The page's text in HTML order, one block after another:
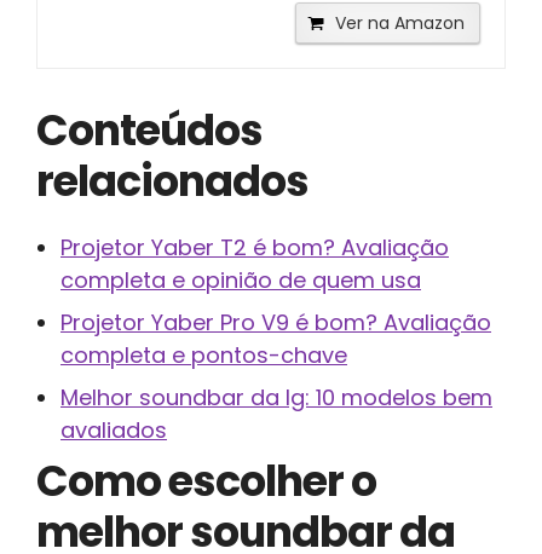
Ver na Amazon
Conteúdos
relacionados
Projetor Yaber T2 é bom? Avaliação
completa e opinião de quem usa
Projetor Yaber Pro V9 é bom? Avaliação
completa e pontos-chave
Melhor soundbar da lg: 10 modelos bem
avaliados
Como escolher o
melhor soundbar da